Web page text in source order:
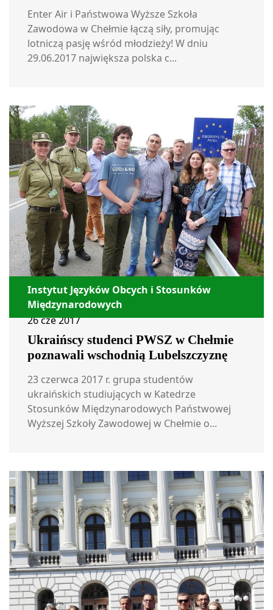
Enter Air i Państwowa Wyższe Szkoła
Zawodowa w Chełmie łączą siły, promując
lotniczą pasję wśród młodzieży! W dniu
29.06.2017 największa polska c...
Instytut Języków Obcych i Stosunków
Międzynarodowych
26 cze 2017
Ukraińscy studenci PWSZ w Chełmie
poznawali wschodnią Lubelszczyznę
23 czerwca 2017 r. grupa studentów
ukraińskich studiujących w Katedrze
Stosunków Międzynarodowych Państwowej
Wyższej Szkoły Zawodowej w Chełmie o...